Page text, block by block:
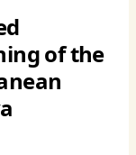
of the